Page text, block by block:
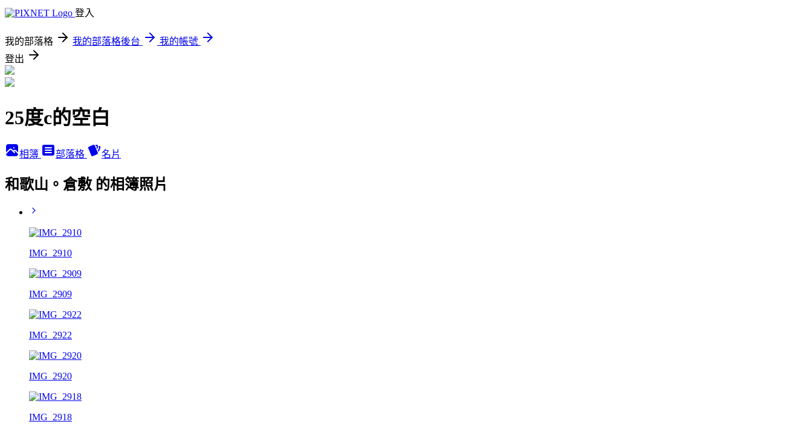
登入
我的部落格 我的部落格後台
我的帳號
登出
25度c的空白
相簿 部落格 名片
和歌山。倉敷 的相簿照片
IMG_2910
IMG_2909
IMG_2922
IMG_2920
IMG_2918